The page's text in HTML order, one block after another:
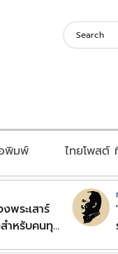
พิมพ์ ไทยโพสต์
พระเสาร์
ำหรับคนทุก